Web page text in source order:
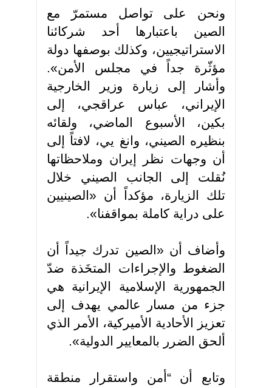
ونحن على تواصل مستمرّ مع
الصين باعتبارها أحد شركائنا
الاستراتيجيين، وكذلك بوصفها دولة
مؤثّرة جداً في مجلس الأمن».
وأشار إلى زيارة وزير الخارجية
الإيراني، عباس عراقجي، إلى
بكين، الأسبوع الماضي، ولقائه
بنظيره الصيني، وانغ يي، لافتاً إلى
أن وجهات نظر إيران وملاحظاتها
نُقلت إلى الجانب الصيني خلال
تلك الزيارة، مؤكداً أن «الصينيين
على دراية كاملة بمواقفنا».
وأضاف أن «الصين تدرك جيداً أن
الضغوط والإجراءات المتخَذة ضدّ
الجمهورية الإسلامية الإيرانية هي
جزء من مسار عالمي يهدف إلى
تعزيز الأحادية الأميركية، الأمر الذي
ألحق الضرر بالمعايير الدولية».
وتابع أن“ أمن واستقرار منطقة